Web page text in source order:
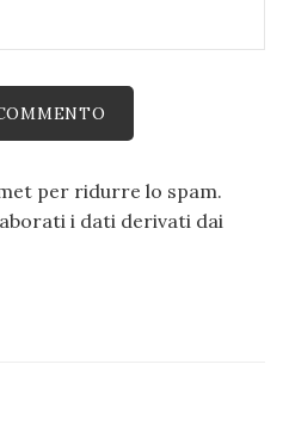
per ridurre lo spam.
i dati derivati dai